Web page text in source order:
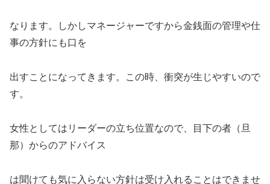
なります。しかしマネージャーですから金銭面の管理や仕
事の方針にも口を
出すことになってきます。この時、衝突が生じやすいので
す。
女性としてはリーダーの立ち位置なので、目下の者（旦
那）からのアドバイス
は聞けても気に入らない方針は受け入れることはできませ